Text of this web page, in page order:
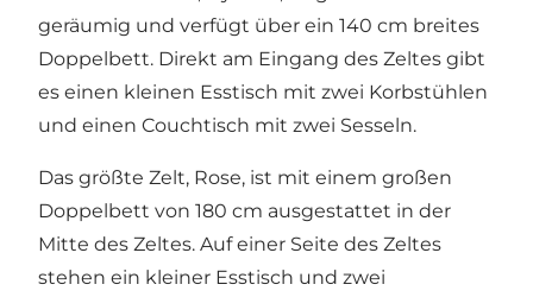
geräumig und verfügt über ein 140 cm breites
Doppelbett. Direkt am Eingang des Zeltes gibt
es einen kleinen Esstisch mit zwei Korbstühlen
und einen Couchtisch mit zwei Sesseln.
Das größte Zelt, Rose, ist mit einem großen
Doppelbett von 180 cm ausgestattet in der
Mitte des Zeltes. Auf einer Seite des Zeltes
stehen ein kleiner Esstisch und zwei